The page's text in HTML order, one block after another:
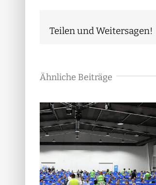
Teilen und Weitersagen!
Ähnliche Beiträge